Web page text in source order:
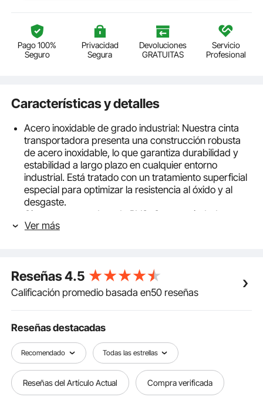
Pago 100%
Seguro
Privacidad
Segura
Devoluciones
GRATUITAS
Servicio
Profesional
Características y detalles
Acero inoxidable de grado industrial: Nuestra cinta
transportadora presenta una construcción robusta
de acero inoxidable, lo que garantiza durabilidad y
estabilidad a largo plazo en cualquier entorno
industrial. Está tratado con un tratamiento superficial
especial para optimizar la resistencia al óxido y al
desgaste.
Cinta transportadora de PVC: Con propiedades
resistentes al desgaste y antiestáticas, esta cinta
giratorio permite un ajuste preciso de la tensión de la
correa, mientras que las patas de soporte ajustables
Asegúrese de que el cinturón permanezca estable en
Sistema de ajuste múltiple: Nuestro sistema de cinta
ajustables de 30 a 120 rotaciones por minuto, con la
capacidad de operar en cualquier dirección. ¡Con el
tornillo giratorio y los pies de apoyo regulables en
altura, se adapta a las mil maravillas a diferentes
Ver más
Reseñas4.5
Calificación promedio basada en50 reseñas
Reseñas destacadas
Recomendado Todas las estrellas
Reseñas del Artículo Actual Compra verificada